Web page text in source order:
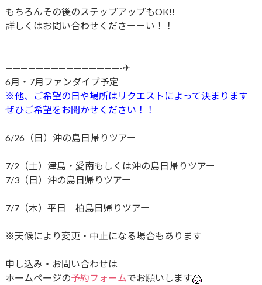
もちろんその後のステップアップもOK!!
詳しくはお問い合わせくださーーい！！
———————————————-✈
6月・7月ファンダイブ予定
※他、ご希望の日や場所はリクエストによって決まります
ぜひご希望をお聞かせください！！
6/26（日）沖の島日帰りツアー
7/2（土）津島・愛南もしくは沖の島日帰りツアー
7/3（日）沖の島日帰りツアー
7/7（木）平日 柏島日帰りツアー
※天候により変更・中止になる場合もあります
申し込み・お問い合わせは
ホームページの予約フォームでお願いします